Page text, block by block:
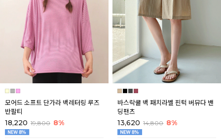
모어드 소프트 단가라 백레터링 루즈
반팔티
18,220 19,800 8%
바스락쿨 백 패치라벨 핀턱 버뮤다 밴
딩팬츠
13,620 14,800 8%